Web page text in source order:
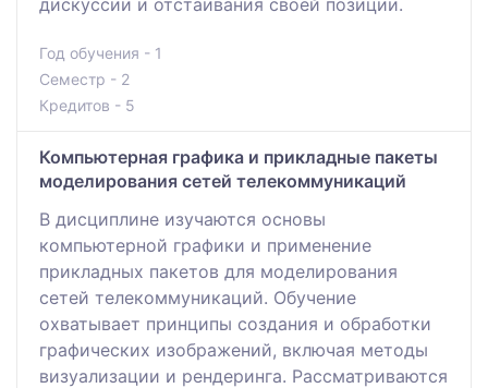
Год обучения - 1
Семестр - 2
Кредитов - 5
Компьютерная графика и прикладные пакеты
моделирования сетей телекоммуникаций
В дисциплине изучаются основы
компьютерной графики и применение
прикладных пакетов для моделирования
сетей телекоммуникаций. Обучение
охватывает принципы создания и обработки
графических изображений, включая методы
визуализации и рендеринга. Рассматриваются